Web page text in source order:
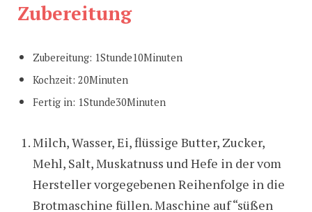
Zubereitung
Zubereitung: 1Stunde10Minuten
Kochzeit: 20Minuten
Fertig in: 1Stunde30Minuten
Milch, Wasser, Ei, flüssige Butter, Zucker,
Mehl, Salt, Muskatnuss und Hefe in der vom
Hersteller vorgegebenen Reihenfolge in die
Brotmaschine füllen. Maschine auf “süßen